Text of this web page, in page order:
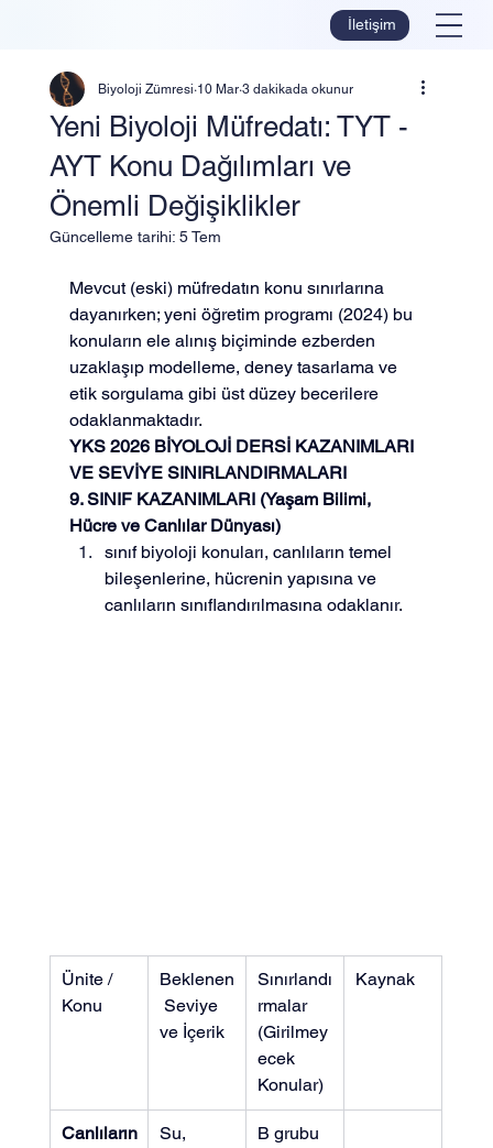
İletişim
Yeni Biyoloji Müfredatı: TYT -
AYT Konu Dağılımları ve
Önemli Değişiklikler
Biyoloji Zümresi 10 Mar 3 dakikada okunur
Güncelleme tarihi: 5 Tem
Mevcut (eski) müfredatın konu sınırlarına
dayanırken; yeni öğretim programı (2024) bu
konuların ele alınış biçiminde ezberden
uzaklaşıp modelleme, deney tasarlama ve
etik sorgulama gibi üst düzey becerilere
odaklanmaktadır.
YKS 2026 BİYOLOJİ DERSİ KAZANIMLARI
VE SEVİYE SINIRLANDIRMALARI
9. SINIF KAZANIMLARI (Yaşam Bilimi,
Hücre ve Canlılar Dünyası)
sınıf biyoloji konuları, canlıların temel
bileşenlerine, hücrenin yapısına ve
canlıların sınıflandırılmasına odaklanır.
Ünite /
Konu
Beklenen
Seviye
ve İçerik
Sınırlandı
rmalar
(Girilmey
ecek
Konular)
Kaynak
Canlıların
Su,
B grubu